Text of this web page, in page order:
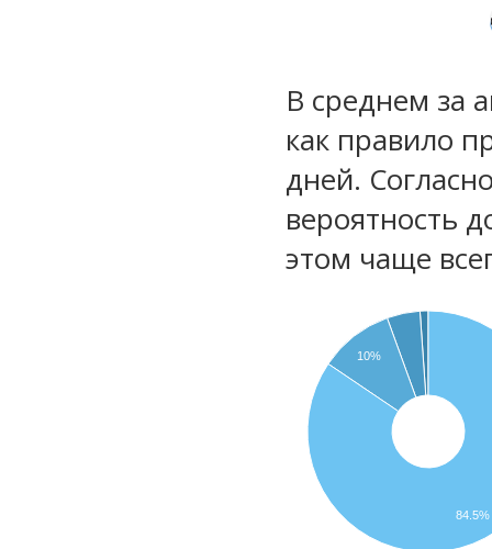
В среднем за
как правило
дней.
вероятность
этом чаще
10%
84.5%